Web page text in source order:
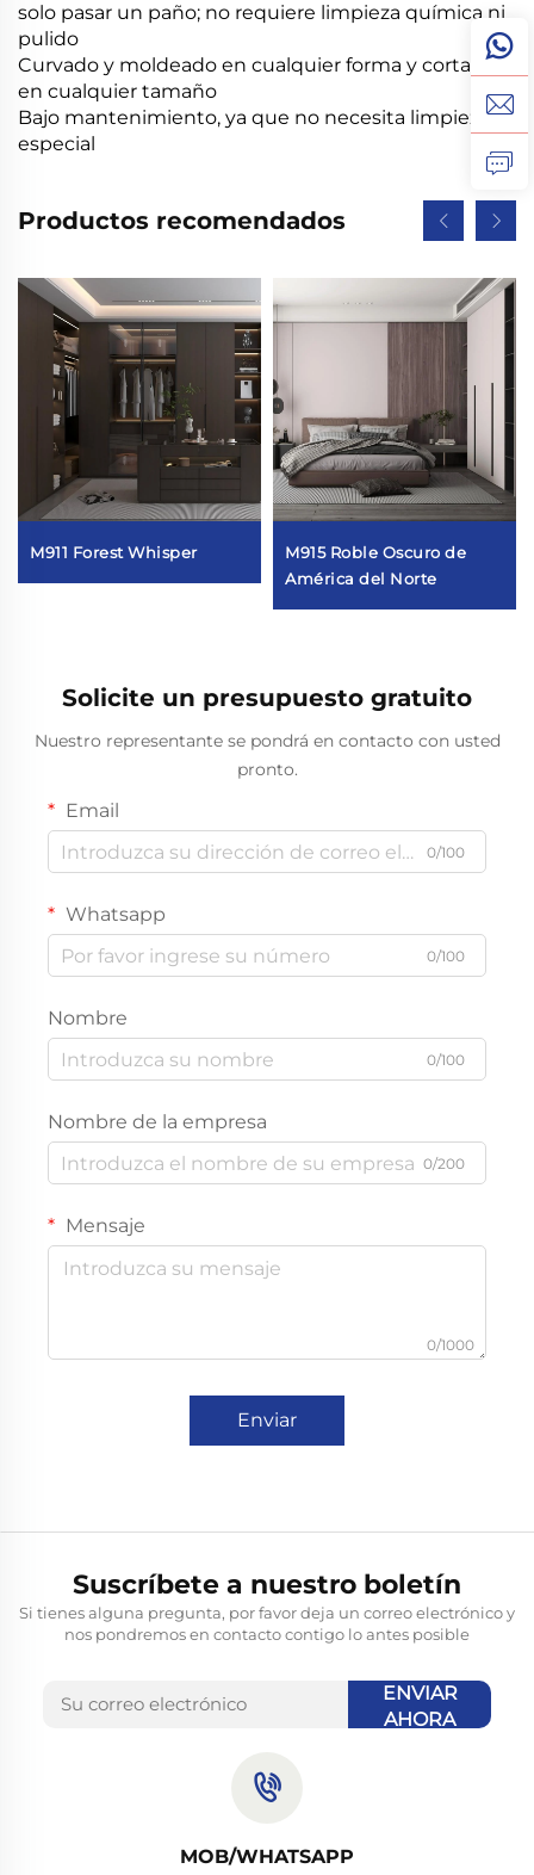
solo pasar un paño; no requiere limpieza química ni
pulido
Curvado y moldeado en cualquier forma y cortado
en cualquier tamaño
Bajo mantenimiento, ya que no necesita limpieza
especial
Productos recomendados
M911 Forest Whisper
M915 Roble Oscuro de
América del Norte
Solicite un presupuesto gratuito
Nuestro representante se pondrá en contacto con usted
pronto.
Email
0/100
Whatsapp
0/100
Nombre
0/100
Nombre de la empresa
0/200
Mensaje
0/1000
Enviar
Suscríbete a nuestro boletín
Si tienes alguna pregunta, por favor deja un correo electrónico y
nos pondremos en contacto contigo lo antes posible
ENVIAR
AHORA
MOB/WHATSAPP